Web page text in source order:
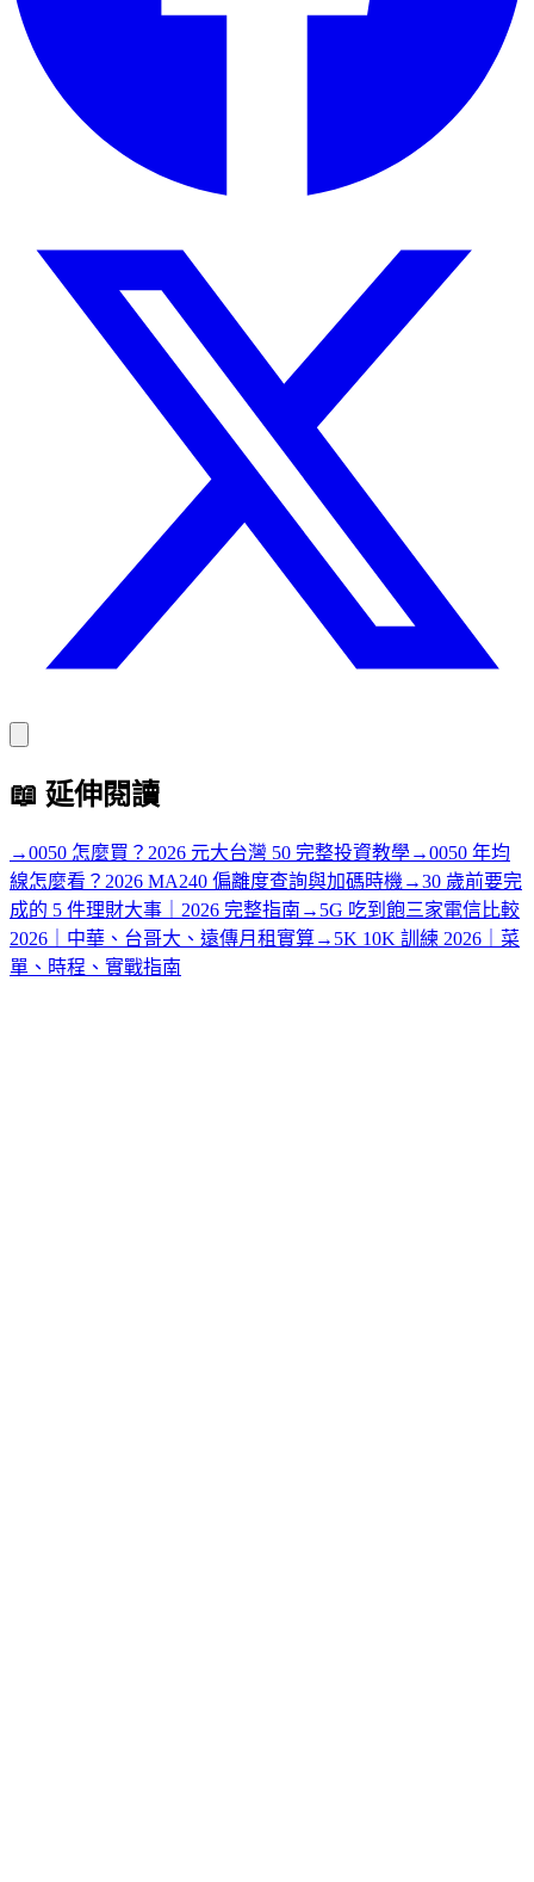
📖 延伸閱讀
→0050 怎麼買？2026 元大台灣 50 完整投資教學→0050 年均
線怎麼看？2026 MA240 偏離度查詢與加碼時機 →30 歲前要完
成的 5 件理財大事｜2026 完整指南 → 5G 吃到飽三家電信比較
2026｜中華、台哥大、遠傳月租實算→ 5K 10K 訓練 2026｜菜
單、時程、實戰指南